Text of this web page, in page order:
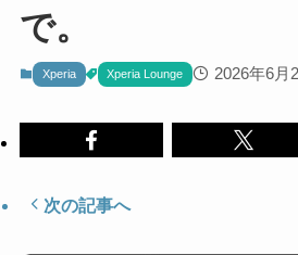
で。
Xperia Xperia Lounge 2026年6月
次の記事へ